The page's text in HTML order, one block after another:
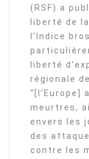
(RSF) a
liberté de
l’Indice
liberté
régionale
“[l’Europe]
meurtres,
envers les
des
contre les